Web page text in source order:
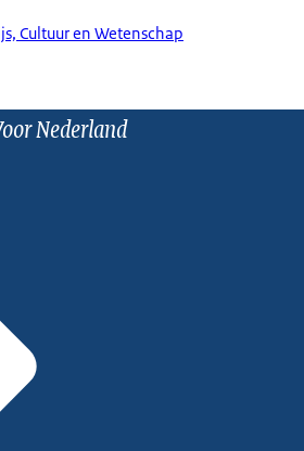
Cultuur en Wetenschap
Nederland